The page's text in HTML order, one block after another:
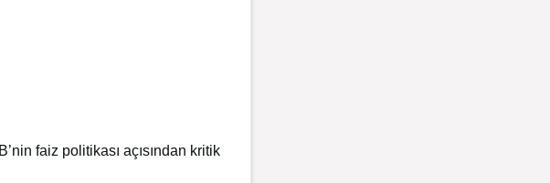
faiz politikası açısından kritik